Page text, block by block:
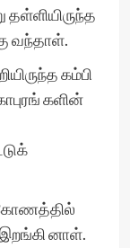
தள்ளியிருந்த
வந்தாள்.
கம்பி
களின்
இறங்கி னாள்.